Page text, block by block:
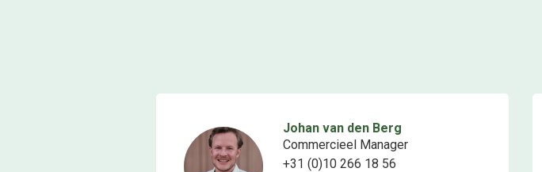
Johan van den Berg
Commercieel Manager
+31 (0)10 266 18 56